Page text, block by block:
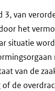
3, van
het
situatie
van de
de